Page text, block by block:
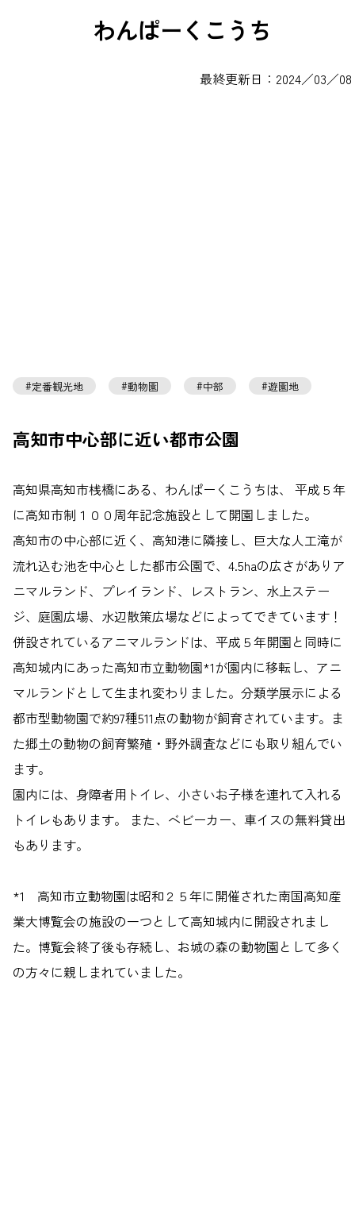
わんぱーくこうち
最終更新日：2024／03／08
定番観光地 動物園 中部 遊園地
高知市中心部に近い都市公園
高知県高知市桟橋にある、わんぱーくこうちは、 平成５年
に高知市制１００周年記念施設として開園しました。
高知市の中心部に近く、高知港に隣接し、巨大な人工滝が
流れ込む池を中心とした都市公園で、4.5haの広さがありア
ニマルランド、プレイランド、レストラン、水上ステー
ジ、庭園広場、水辺散策広場などによってできています！
併設されているアニマルランドは、平成５年開園と同時に
高知城内にあった高知市立動物園*1が園内に移転し、アニ
マルランドとして生まれ変わりました。分類学展示による
都市型動物園で約97種511点の動物が飼育されています。ま
た郷土の動物の飼育繁殖・野外調査などにも取り組んでい
ます。
園内には、身障者用トイレ、小さいお子様を連れて入れる
トイレもあります。 また、ベビーカー、車イスの無料貸出
もあります。
*1 高知市立動物園は昭和２５年に開催された南国高知産
業大博覧会の施設の一つとして高知城内に開設されまし
た。博覧会終了後も存続し、お城の森の動物園として多く
の方々に親しまれていました。